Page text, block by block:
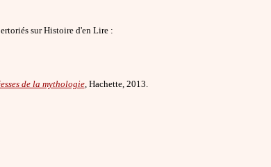
sur Histoire d'en Lire :
de la mythologie, Hachette, 2013.